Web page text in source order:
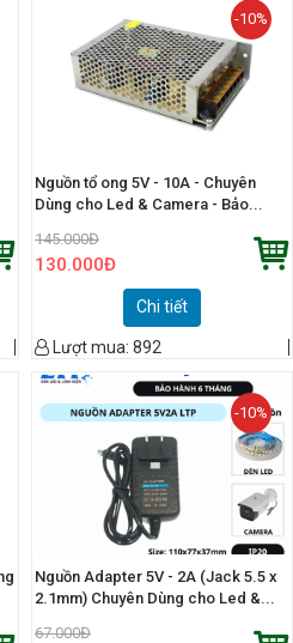
-10%
Nguồn tổ ong 5V - 10A - Chuyên
Dùng cho Led & Camera - Bảo...
145.000Đ
130.000Đ
Chi tiết
Lượt mua: 892
-10%
Nguồn Adapter 5V - 2A (Jack 5.5 x
2.1mm) Chuyên Dùng cho Led &...
67.000Đ